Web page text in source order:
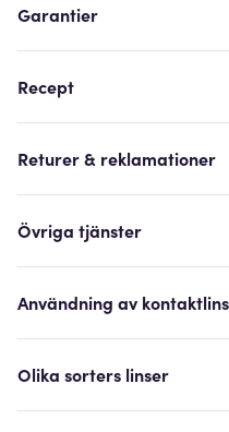
Garantier
Recept
Returer & reklamationer
Övriga tjänster
Användning av
Olika sorters linser